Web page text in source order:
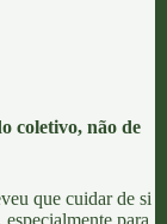
coletivo, não de
que cuidar de si
para